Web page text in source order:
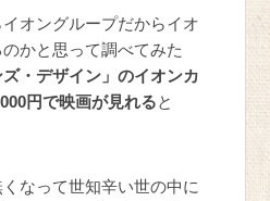
オングループだからイオ
かと思って調べてみた
・デザイン」のイオンカ
円で映画が見れると
なって世知辛い世の中に